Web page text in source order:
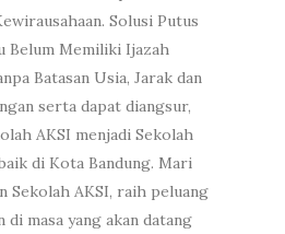
Solusi Putus
Belum Memiliki Ijazah
Batasan Usia, Jarak dan
serta dapat diangsur,
AKSI menjadi Sekolah
di Kota Bandung. Mari
Sekolah AKSI, raih peluang
di masa yang akan datang